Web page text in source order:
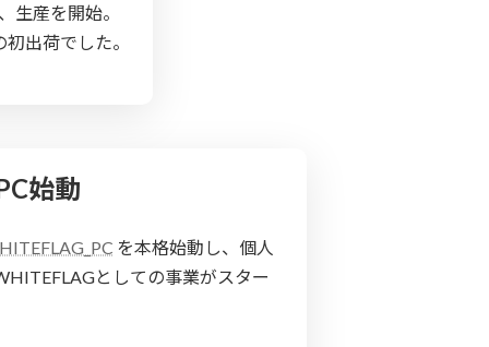
生産を開始。
出荷でした。
始動
を本格始動し、個人
としての事業がスター